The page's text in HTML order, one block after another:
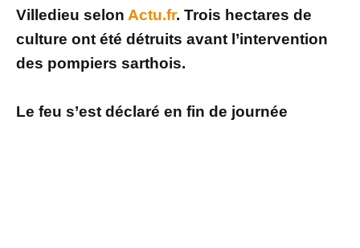
Villedieu selon Actu.fr. Trois hectares de
culture ont été détruits avant l’intervention
des pompiers sarthois.
Le feu s’est déclaré en fin de journée